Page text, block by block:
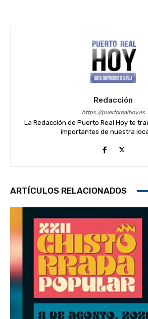
Redacción
https://puertorealhoy.es
La Redacción de Puerto Real Hoy te
importantes de nuestra
ARTÍCULOS RELACIONADOS